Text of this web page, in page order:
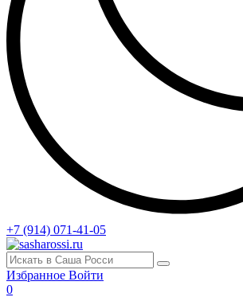
+7 (914) 071-41-05
Избранное Войти
0